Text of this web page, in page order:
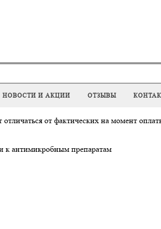
НОВОСТИ И АКЦИИ ОТЗЫВЫ
от фактических на момент
к антимикробным препаратам